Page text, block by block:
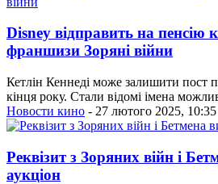
Disney відправить на пенсію
франшизи Зоряні війни
Кетлін Кеннеді може залишити пост
кінця року. Стали відомі імена
Новости кино - 27 лютого 2025, 10:35
Реквізит з Зоряних війн і
аукціон